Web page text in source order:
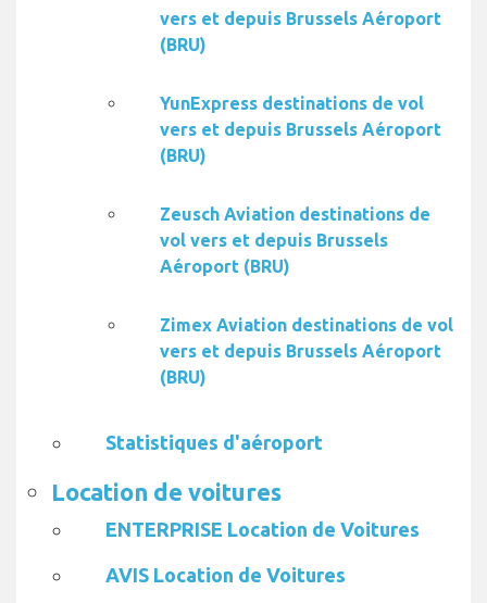
vers et depuis Brussels Aéroport
(BRU)
YunExpress destinations de vol
vers et depuis Brussels Aéroport
(BRU)
Zeusch Aviation destinations de
vol vers et depuis Brussels
Aéroport (BRU)
Zimex Aviation destinations de vol
vers et depuis Brussels Aéroport
(BRU)
Statistiques d'aéroport
Location de voitures
ENTERPRISE Location de Voitures
AVIS Location de Voitures